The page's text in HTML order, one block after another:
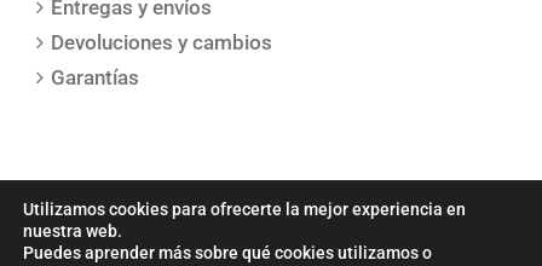
Entregas y envíos
Devoluciones y cambios
Garantías
COPYRIGHT 2021 | Todos los derechos reservados | Creado por
Utilizamos cookies para ofrecerte la mejor experiencia en
nuestra web.
Puedes aprender más sobre qué cookies utilizamos o